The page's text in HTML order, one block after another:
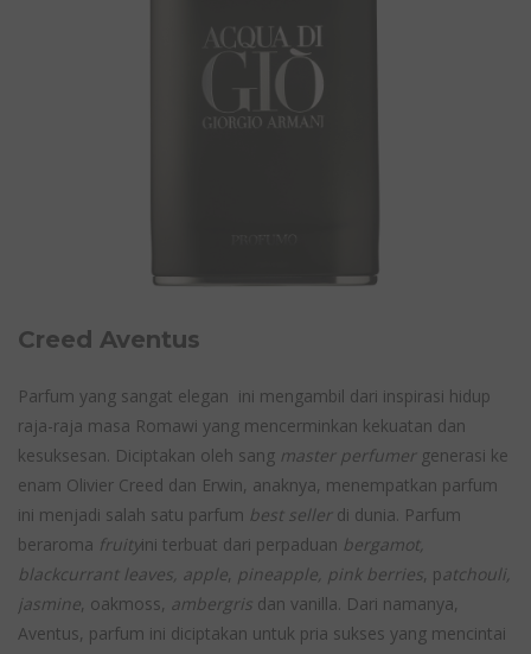
Creed Aventus
Parfum yang sangat elegan ini mengambil dari inspirasi hidup
raja-raja masa Romawi yang mencerminkan kekuatan dan
kesuksesan. Diciptakan oleh sang master perfumer generasi ke
enam Olivier Creed dan Erwin, anaknya, menempatkan parfum
ini menjadi salah satu parfum best seller di dunia. Parfum
beraroma fruityini terbuat dari perpaduan bergamot,
blackcurrant leaves, apple, pineapple, pink berries, patchouli,
jasmine, oakmoss, ambergris dan vanilla. Dari namanya,
Aventus, parfum ini diciptakan untuk pria sukses yang mencintai